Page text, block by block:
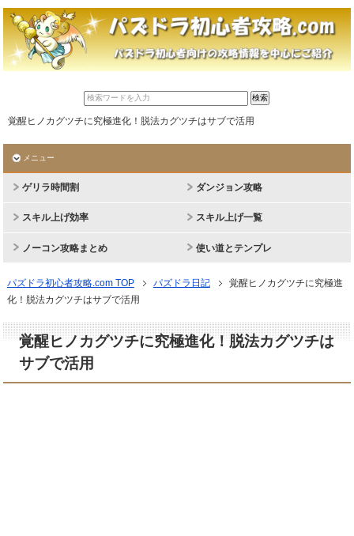
覚醒ヒノカグツチに究極進化！脱法カグツチはサブで活用
メニュー
ゲリラ時間割 ダンジョン攻略
スキル上げ効率 スキル上げ一覧
ノーコン攻略まとめ 使い道とテンプレ
パズドラ初心者攻略.com TOP パズドラ日記
覚醒ヒノカグツチに究極進
化！脱法カグツチはサブで活用
覚醒ヒノカグツチに究極進化！脱法カグツチは
サブで活用